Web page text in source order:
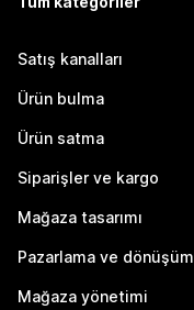
Satış kanalları
Ürün bulma
Ürün satma
Siparişler ve kargo
Mağaza tasarımı
Pazarlama ve dönüşüm
Mağaza yönetimi